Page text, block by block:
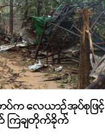
ပ်က လေယာဉ်အုပ်စုဖြင့်
ကြဲချတိုက်ခိုက်